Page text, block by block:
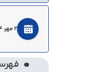
2 مهر، 1404